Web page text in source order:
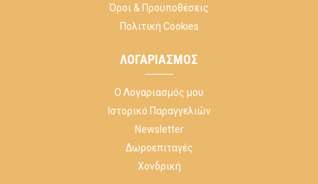
Όροι & Προϋποθέσεις
Πολιτική Cookies
ΛΟΓΑΡΙΑΣΜΌΣ
Ο Λογαριασμός μου
Ιστορικό Παραγγελιών
Newsletter
Δωροεπιταγές
Χονδρική